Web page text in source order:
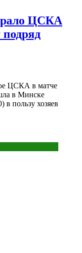
ЦСКА
ЦСКА в матче
в Минске
в пользу хозяев